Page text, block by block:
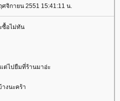
จิกายน 2551 15:41:11 น.
ซื้อไม่ทัน
ต่ไปยืมที่ร้านมาอ่ะ
งนะคร้า